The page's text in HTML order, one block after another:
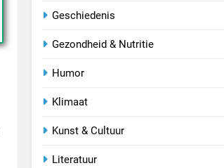
Geschiedenis
Gezondheid & Nutritie
Humor
Klimaat
Kunst & Cultuur
Literatuur